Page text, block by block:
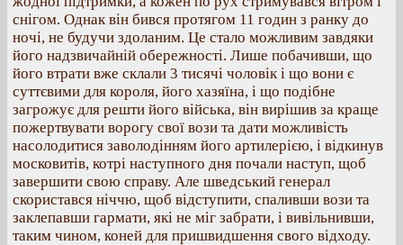
снігом. Однак він бився протягом 11 годин з ранку до
ночі, не будучи здоланим. Це стало можливим завдяки
його надзвичайній обережності. Лише побачивши, що
його втрати вже склали 3 тисячі чоловік і що вони є
суттєвими для короля, його хазяїна, і що подібне
загрожує для решти його війська, він вирішив за краще
пожертвувати ворогу свої вози та дати можливість
насолодитися заволодінням його артилерією, і відкинув
московитів, котрі наступного дня почали наступ, щоб
завершити свою справу. Але шведський генерал
скористався ніччю, щоб відступити, спаливши вози та
заклепавши гармати, які не міг забрати, і вивільнивши,
таким чином, коней для пришвидшення свого відходу.